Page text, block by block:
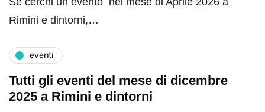
Rimini e dintorni,…
eventi
Tutti gli eventi del mese di dicembre
2025 a Rimini e dintorni